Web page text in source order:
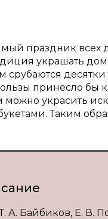
праздник всех
украшать
принесло бы
украсить
Таким
А. Байбиков, Е. В.